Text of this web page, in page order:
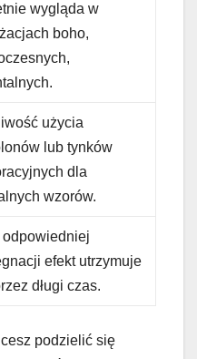
wygląda w
boho,
użycia
lub tynków
dla
wzorów.
odpowiedniej
efekt utrzymuje
długi czas.
podzielić się